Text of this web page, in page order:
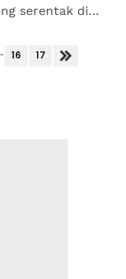
serentak di
16 17